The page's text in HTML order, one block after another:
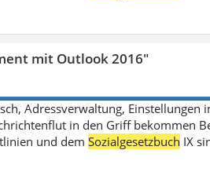
mit Outlook 2016"
Adressverwaltung,
in den Griff bekommen
und demSozialgesetzbuch IX